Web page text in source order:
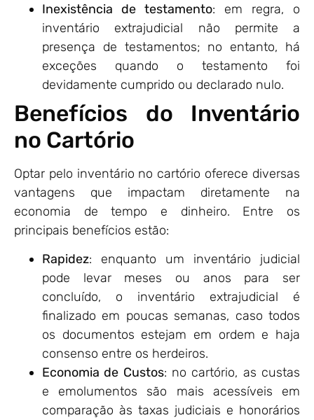
Inexistência de testamento: em regra, o
inventário extrajudicial não permite a
presença de testamentos; no entanto, há
exceções quando o testamento foi
devidamente cumprido ou declarado nulo.
Benefícios do Inventário
no Cartório
Optar pelo inventário no cartório oferece diversas
vantagens que impactam diretamente na
economia de tempo e dinheiro. Entre os
principais benefícios estão:
Rapidez: enquanto um inventário judicial
pode levar meses ou anos para ser
concluído, o inventário extrajudicial é
finalizado em poucas semanas, caso todos
os documentos estejam em ordem e haja
consenso entre os herdeiros.
Economia de Custos: no cartório, as custas
e emolumentos são mais acessíveis em
comparação às taxas judiciais e honorários